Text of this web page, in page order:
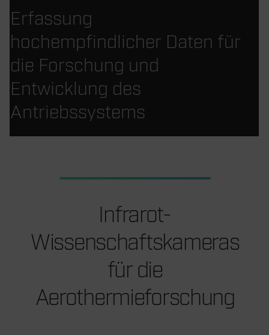
Erfassung
hochempfindlicher Daten für
die Forschung und
Entwicklung des
Antriebssystems
Infrarot-
Wissenschaftskameras
für die
Aerothermieforschung